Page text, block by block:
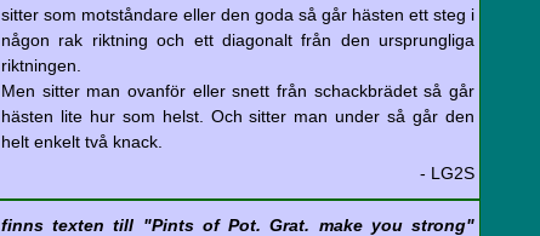
sitter som motståndare eller den goda så går hästen ett steg i
någon rak riktning och ett diagonalt från den ursprungliga
riktningen.
Men sitter man ovanför eller snett från schackbrädet så går
hästen lite hur som helst. Och sitter man under så går den
helt enkelt två knack.
- LG2S
finns texten till "Pints of Pot. Grat. make you strong"